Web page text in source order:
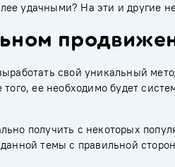
удачными? На эти и другие
свой уникальный
ее необходимо будет
получить с некоторых
темы с правильной